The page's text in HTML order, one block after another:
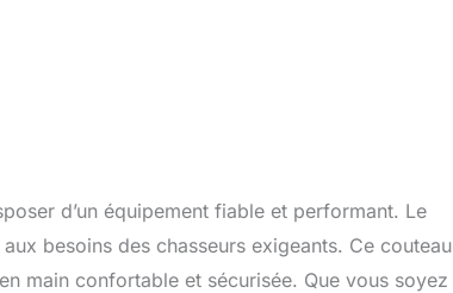
d’un équipement fiable et performant. Le
besoins des chasseurs exigeants. Ce couteau
main confortable et sécurisée. Que vous soyez